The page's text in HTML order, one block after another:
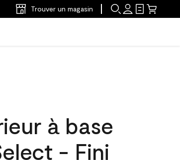
Trouver un magasin
à base
- Fini